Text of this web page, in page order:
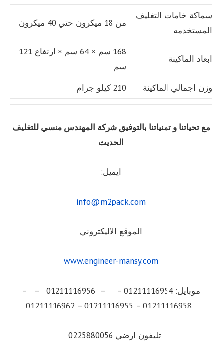
سماكة خامات التغليف
المستخدمه
من 18 ميكرون حتي 40 ميكرون
ابعاد الماكينة
168 سم × 64 سم × ارتفاع 121
سم
وزن اجمالي الماكينة
210 كيلو جرام
مع تحياتنا و تمنياتنا بالتوفيق شركة المهندس منسي للتغليف
الحديث
ايميل:
info@m2pack.com
الموقع الاليكتروني
www.engineer-mansy.com
موبايل: 01211116954 – – 01211116956 – –
تليفون ارضي 0225880056